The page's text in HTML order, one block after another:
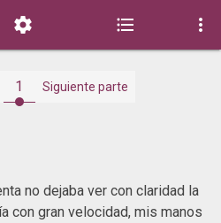
  
1 Siguiente parte
no dejaba ver con claridad la
con gran velocidad, mis manos